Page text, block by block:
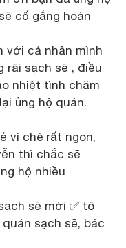
cố gắng hoàn
với cá nhân mình
rãi sạch sẽ , điều
nhiệt tình chăm
ủng hộ quán.
vì chè rất ngon,
thì chắc sẽ
hộ nhiều
sẽ mới ✅ tô
sạch sẽ, bác